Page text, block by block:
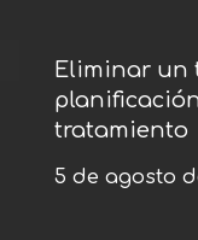
Eliminar un
tratamiento
5 de agosto